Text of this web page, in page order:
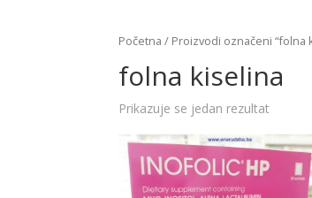
Početna / Proizvodi označeni “folna
folna kiselina
Prikazuje se jedan rezultat